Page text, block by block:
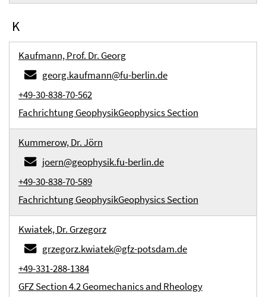
K
Kaufmann, Prof. Dr. Georg
georg.kaufmann@fu-berlin.de
+49-30-838-70-562
Fachrichtung GeophysikGeophysics Section
Kummerow, Dr. Jörn
joern@geophysik.fu-berlin.de
+49-30-838-70-589
Fachrichtung GeophysikGeophysics Section
Kwiatek, Dr. Grzegorz
grzegorz.kwiatek@gfz-potsdam.de
+49-331-288-1384
GFZ Section 4.2 Geomechanics and Rheology